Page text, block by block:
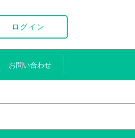
ログイン
お問い合わせ